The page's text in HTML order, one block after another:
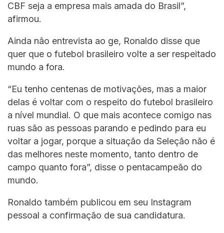
CBF seja a empresa mais amada do Brasil”,
afirmou.
Ainda não entrevista ao ge, Ronaldo disse que
quer que o futebol brasileiro volte a ser respeitado
mundo a fora.
“Eu tenho centenas de motivações, mas a maior
delas é voltar com o respeito do futebol brasileiro
a nível mundial. O que mais acontece comigo nas
ruas são as pessoas parando e pedindo para eu
voltar a jogar, porque a situação da Seleção não é
das melhores neste momento, tanto dentro de
campo quanto fora”, disse o pentacampeão do
mundo.
Ronaldo também publicou em seu Instagram
pessoal a confirmação de sua candidatura.